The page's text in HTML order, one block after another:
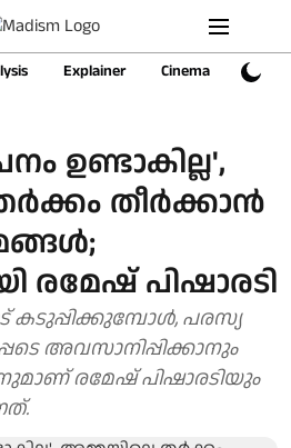
Explainer Cinema Sports
ഉണ്ടാകില്ല',
തീർക്കാന്‍
രമേഷ് പിഷാരടി
കടുപ്പിക്കുമ്പോള്‍, പരസ്യ
അവസാനിപ്പിക്കാനും
രമേഷ് പിഷാരടിയും